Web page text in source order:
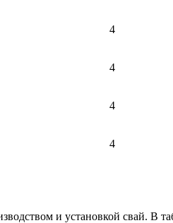
4
4
4
4
и установкой свай. В